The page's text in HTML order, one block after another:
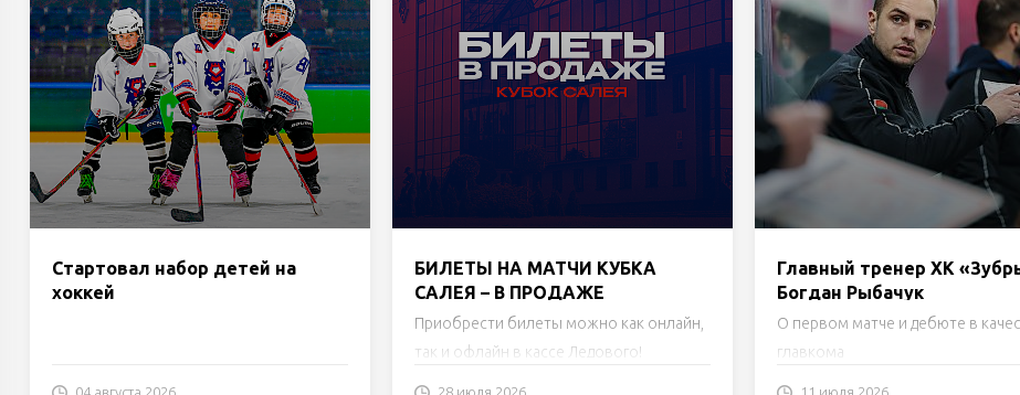
Стартовал набор детей на
хоккей
БИЛЕТЫ НА МАТЧИ КУБКА
САЛЕЯ – В ПРОДАЖЕ
Приобрести билеты можно как онлайн,
так и офлайн в кассе Ледового!
Главный тренер ХК
Богдан Рыбачук
О первом матче и дебюте в
главкома